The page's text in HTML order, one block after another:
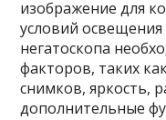
изображение для
условий
негатоскопа
факторов, таких
снимков, яркость,
дополнительные